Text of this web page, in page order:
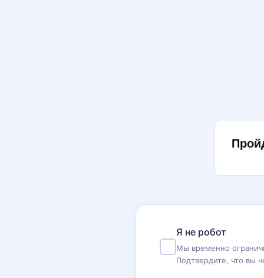
Я не робот
Мы временно
Подтвердите, что вы